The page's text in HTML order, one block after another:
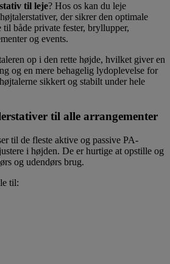
til leje? Hos os kan du leje
der sikrer den optimale
både private fester, bryllupper,
og events.
op i den rette højde, hvilket giver en
og en mere behagelig lydoplevelse for
sikkert og stabilt under hele
til alle arrangementer
til de fleste aktive og passive PA-
i højden. De er hurtige at opstille og
og udendørs brug.
til: